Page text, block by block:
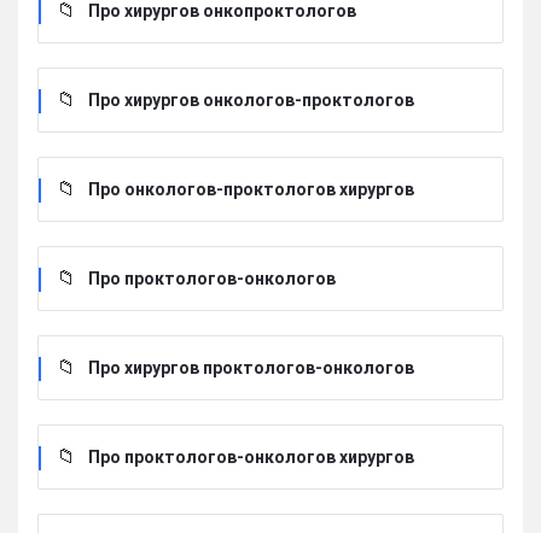
Про хирургов онкопроктологов
Про хирургов онкологов-проктологов
Про онкологов-проктологов хирургов
Про проктологов-онкологов
Про хирургов проктологов-онкологов
Про проктологов-онкологов хирургов